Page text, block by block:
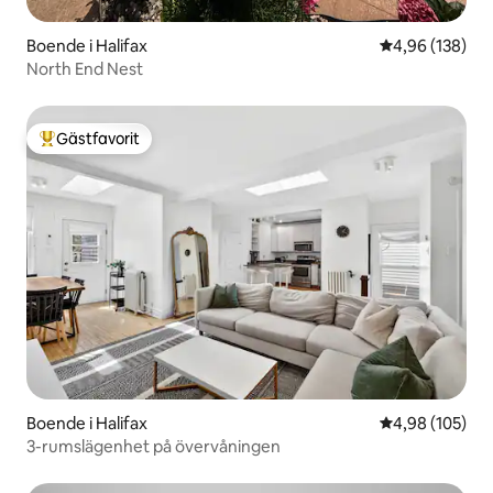
Boende i Halifax 4,96 av 5 i
4,96 (138)
North End Nest
Populär gästfavorit
Gästfavorit
Boende i Halifax 4,98 av 5 i
4,98 (105)
3-rumslägenhet på övervåningen